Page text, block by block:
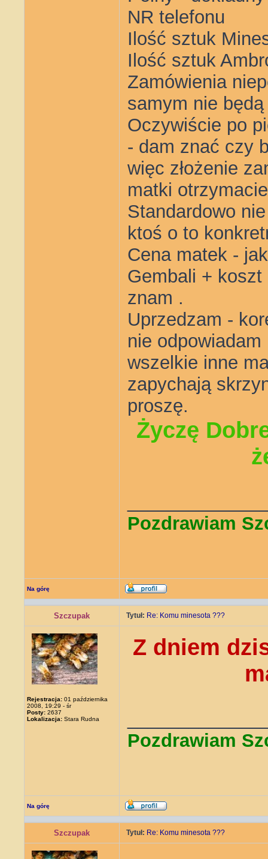
NR telefonu
Ilość sztuk
Ilość sztuk
Zamówienia
samym nie
Oczywiście po
- dam znać czy
więc złożenie
matki
Standardowo
ktoś o to
Cena matek -
Gembali + koszt
znam .
Uprzedzam -
nie
wszelkie inne
zapychają
proszę.
Życzę
Pozdrawiam
Na górę
Szczupak Tytuł: Re: Komu minesota ???
Rejestracja: 01 października
2008, 19:29 - śr
Posty: 2637
Lokalizacja: Stara Rudna
Z dniem
Pozdrawiam
Na górę
Szczupak Tytuł: Re: Komu minesota ???